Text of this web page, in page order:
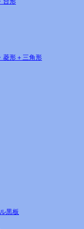
菱形＋三角形
黒板